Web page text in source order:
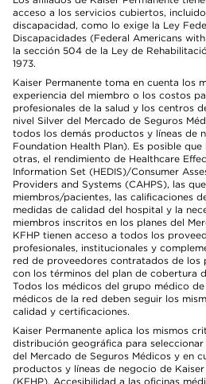
acceso a los servicios cubiertos,
discapacidad, como lo exige la Ley
Discapacidades (Federal Americans
la sección 504 de la Ley de
1973.
Kaiser Permanente toma en cuenta los
experiencia del miembro o los costos
profesionales de la salud y los centros
nivel Silver del Mercado de Seguros
todos los demás productos y líneas de
Foundation Health Plan). Es posible
otras, el rendimiento de Healthcare
Information Set (HEDIS)/Consumer
Providers and Systems (CAHPS), las
miembros/pacientes, las calificaciones
medidas de calidad del hospital y la
miembros inscritos en los planes del
KFHP tienen acceso a todos los
profesionales, institucionales y
red de proveedores contratados de los
con los términos del plan de cobertura
Todos los médicos del grupo médico
médicos de la red deben seguir los
calidad y certificaciones.
Kaiser Permanente aplica los mismos
distribución geográfica para
del Mercado de Seguros Médicos y en
productos y líneas de negocio de
(KFHP). Accesibilidad a las oficinas